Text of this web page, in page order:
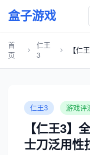
盒子游戏
首
页
仁王
3
【仁
仁王3 游戏评
【仁王3】
士刀泛用性